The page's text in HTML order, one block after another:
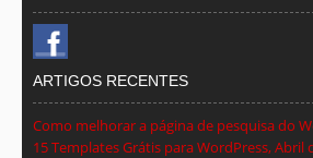
ARTIGOS RECENTES
Como melhorar a página de pesquisa do
15 Templates Grátis para WordPress, Abril